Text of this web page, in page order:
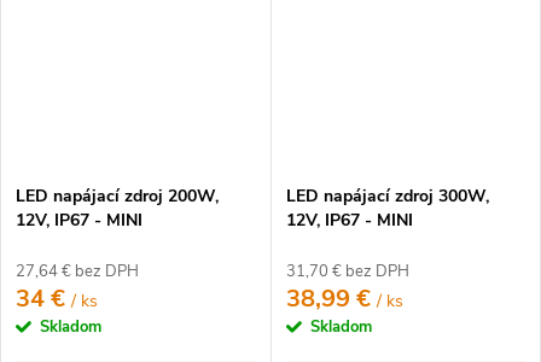
LED napájací zdroj 200W,
12V, IP67 - MINI
27,64 € bez DPH
34 €/ ks
Skladom
LED napájací zdroj 300W,
12V, IP67 - MINI
31,70 € bez DPH
38,99 €/ ks
Skladom